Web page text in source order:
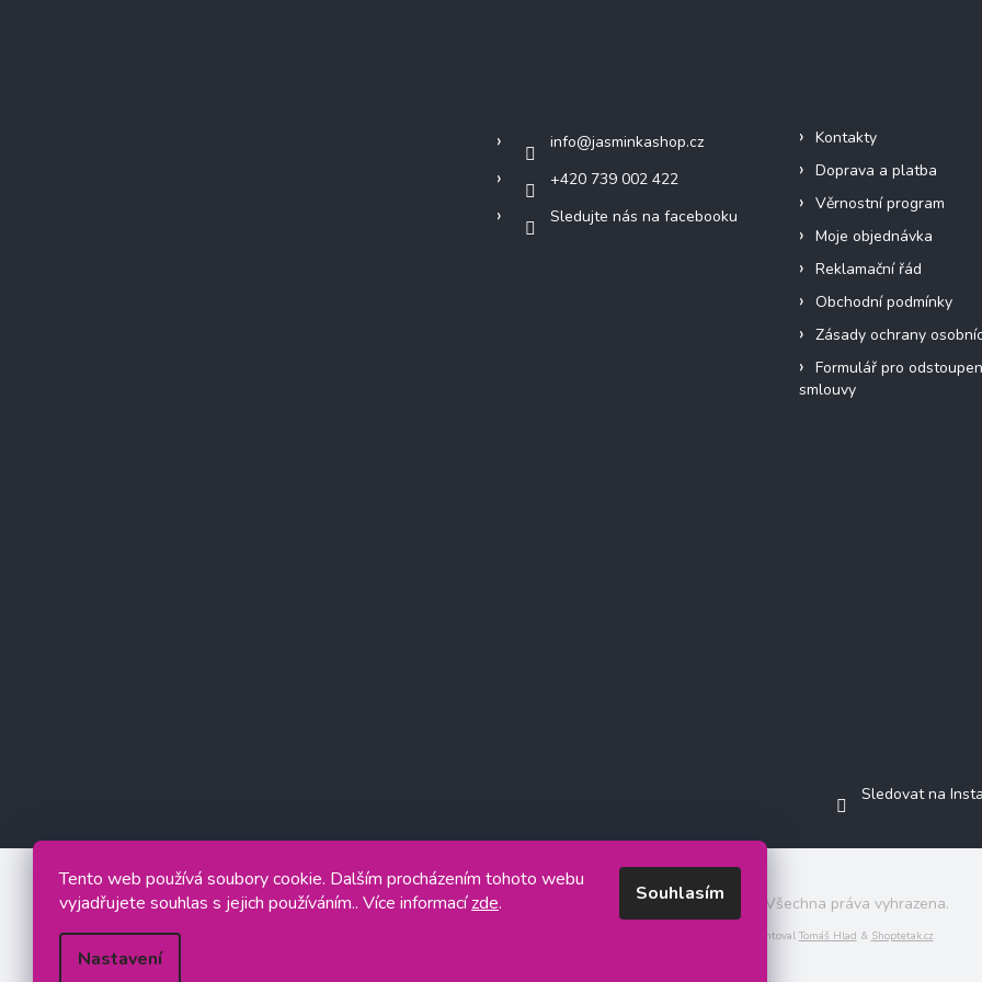
Tento web používá soubory cookie. Dalším procházením tohoto webu
vyjadřujete souhlas s jejich používáním.. Více informacízde.
Nastavení
Souhlasím
info@jasminkashop.cz
+420 739 002 422
Sledujte nás na facebooku
Kontakty
Doprava a platba
Věrnostní program
Moje objednávka
Reklamační řád
Obchodní podmínky
Zásady ochrany
Formulář pro
smlouvy
Sledovat na
Jasminkashop.cz . Všechna práva vyhrazena.
Grafický návrh vytvořil a na Shoptet implementoval Tomáš Hlad & Shoptetak.cz.